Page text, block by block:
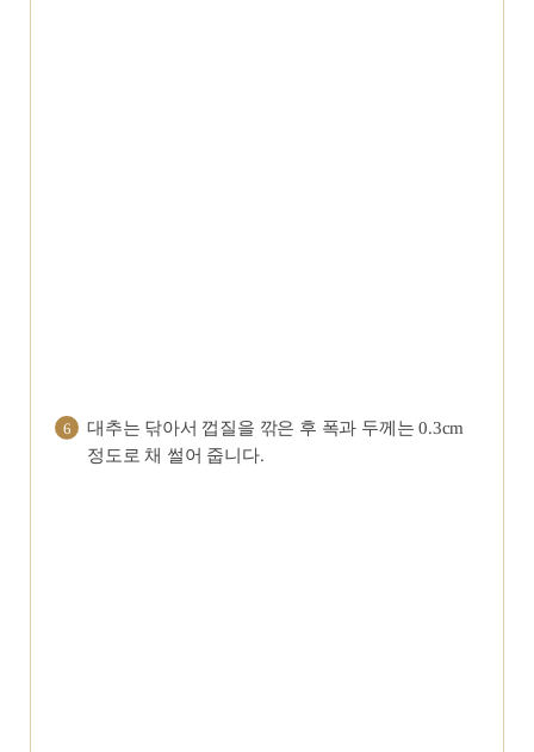
6 대추는 닦아서 껍질을 깎은 후 폭과 두께는 0.3cm
정도로 채 썰어 줍니다.